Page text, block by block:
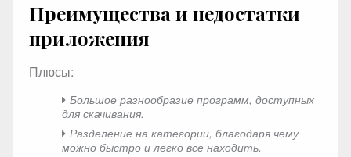
Преимущества и недостатки
приложения
Плюсы:
Большое разнообразие программ, доступных
для скачивания.
Разделение на категории, благодаря чему
можно быстро и легко все находить.